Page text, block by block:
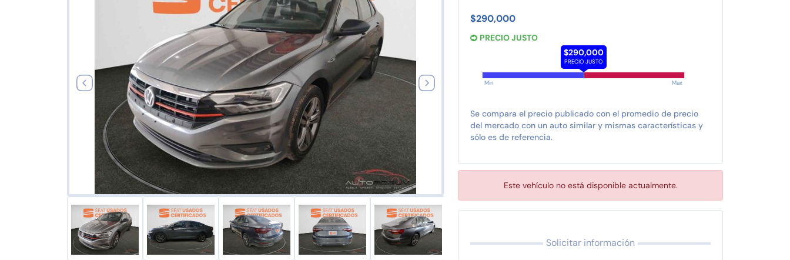
$290,000
PRECIO JUSTO
$290,000
PRECIO JUSTO
Min Max
Se compara el precio publicado con el promedio de precio
del mercado con un auto similar y mismas características y
sólo es de referencia.
Este vehículo no está disponible actualmente.
Solicitar información